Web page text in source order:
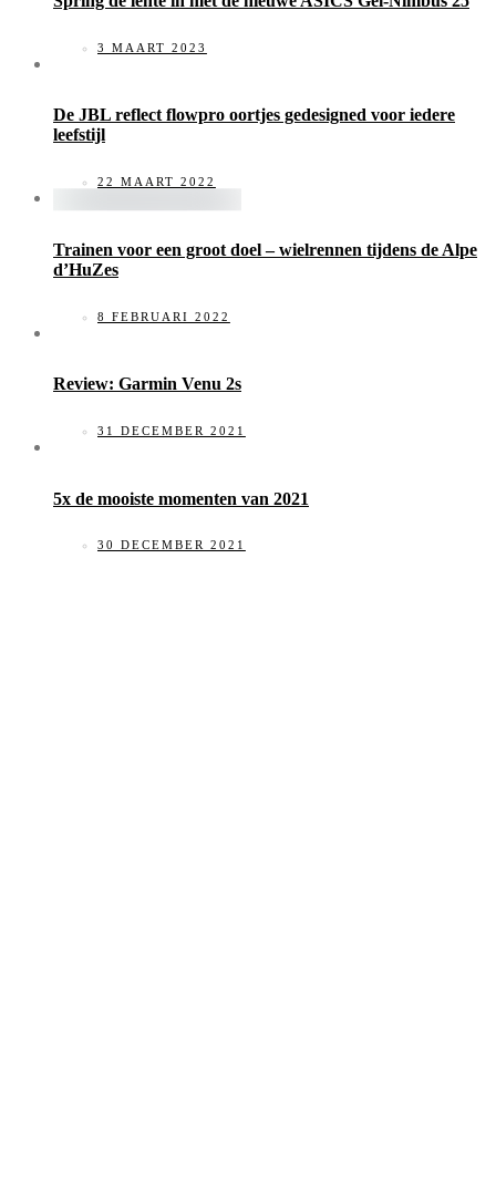
3 MAART 2023
De JBL reflect flowpro oortjes gedesigned voor iedere
leefstijl
22 MAART 2022
Trainen voor een groot doel – wielrennen tijdens de Alpe
d’HuZes
8 FEBRUARI 2022
Review: Garmin Venu 2s
31 DECEMBER 2021
5x de mooiste momenten van 2021
30 DECEMBER 2021